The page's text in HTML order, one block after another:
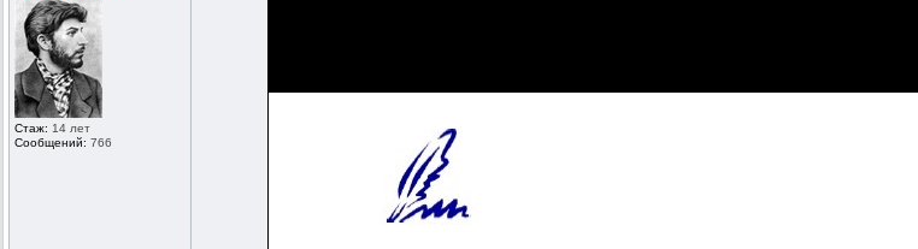
Стаж: 14 лет
Сообщений: 766